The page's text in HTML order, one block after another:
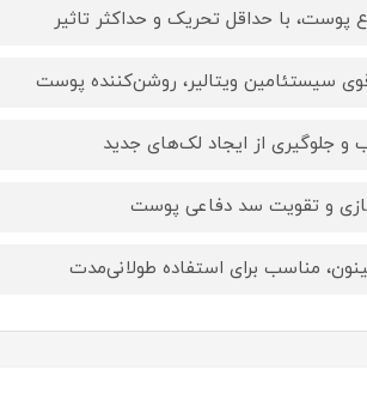
پوست، با حداقل تحریک و حداکثر تاثیر
سیستئامین ویتالیر، روشن‌کننده پوست
و جلوگیری از ایجاد لک‌های جدید
و تقویت سد دفاعی پوست
مناسب برای استفاده طولانی‌مدت